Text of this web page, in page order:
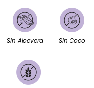
Sin Aloevera Sin Coco